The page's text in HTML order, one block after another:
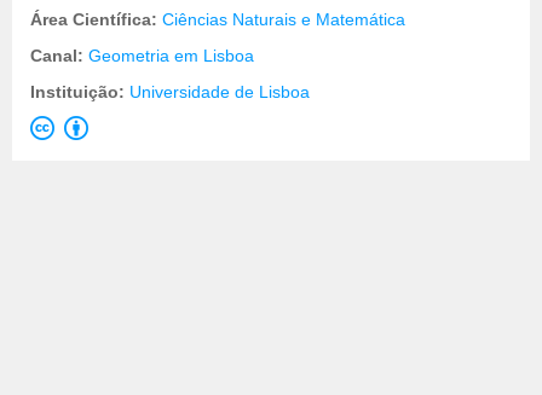
Área Científica: Ciências Naturais e Matemática
Canal: Geometria em Lisboa
Instituição: Universidade de Lisboa